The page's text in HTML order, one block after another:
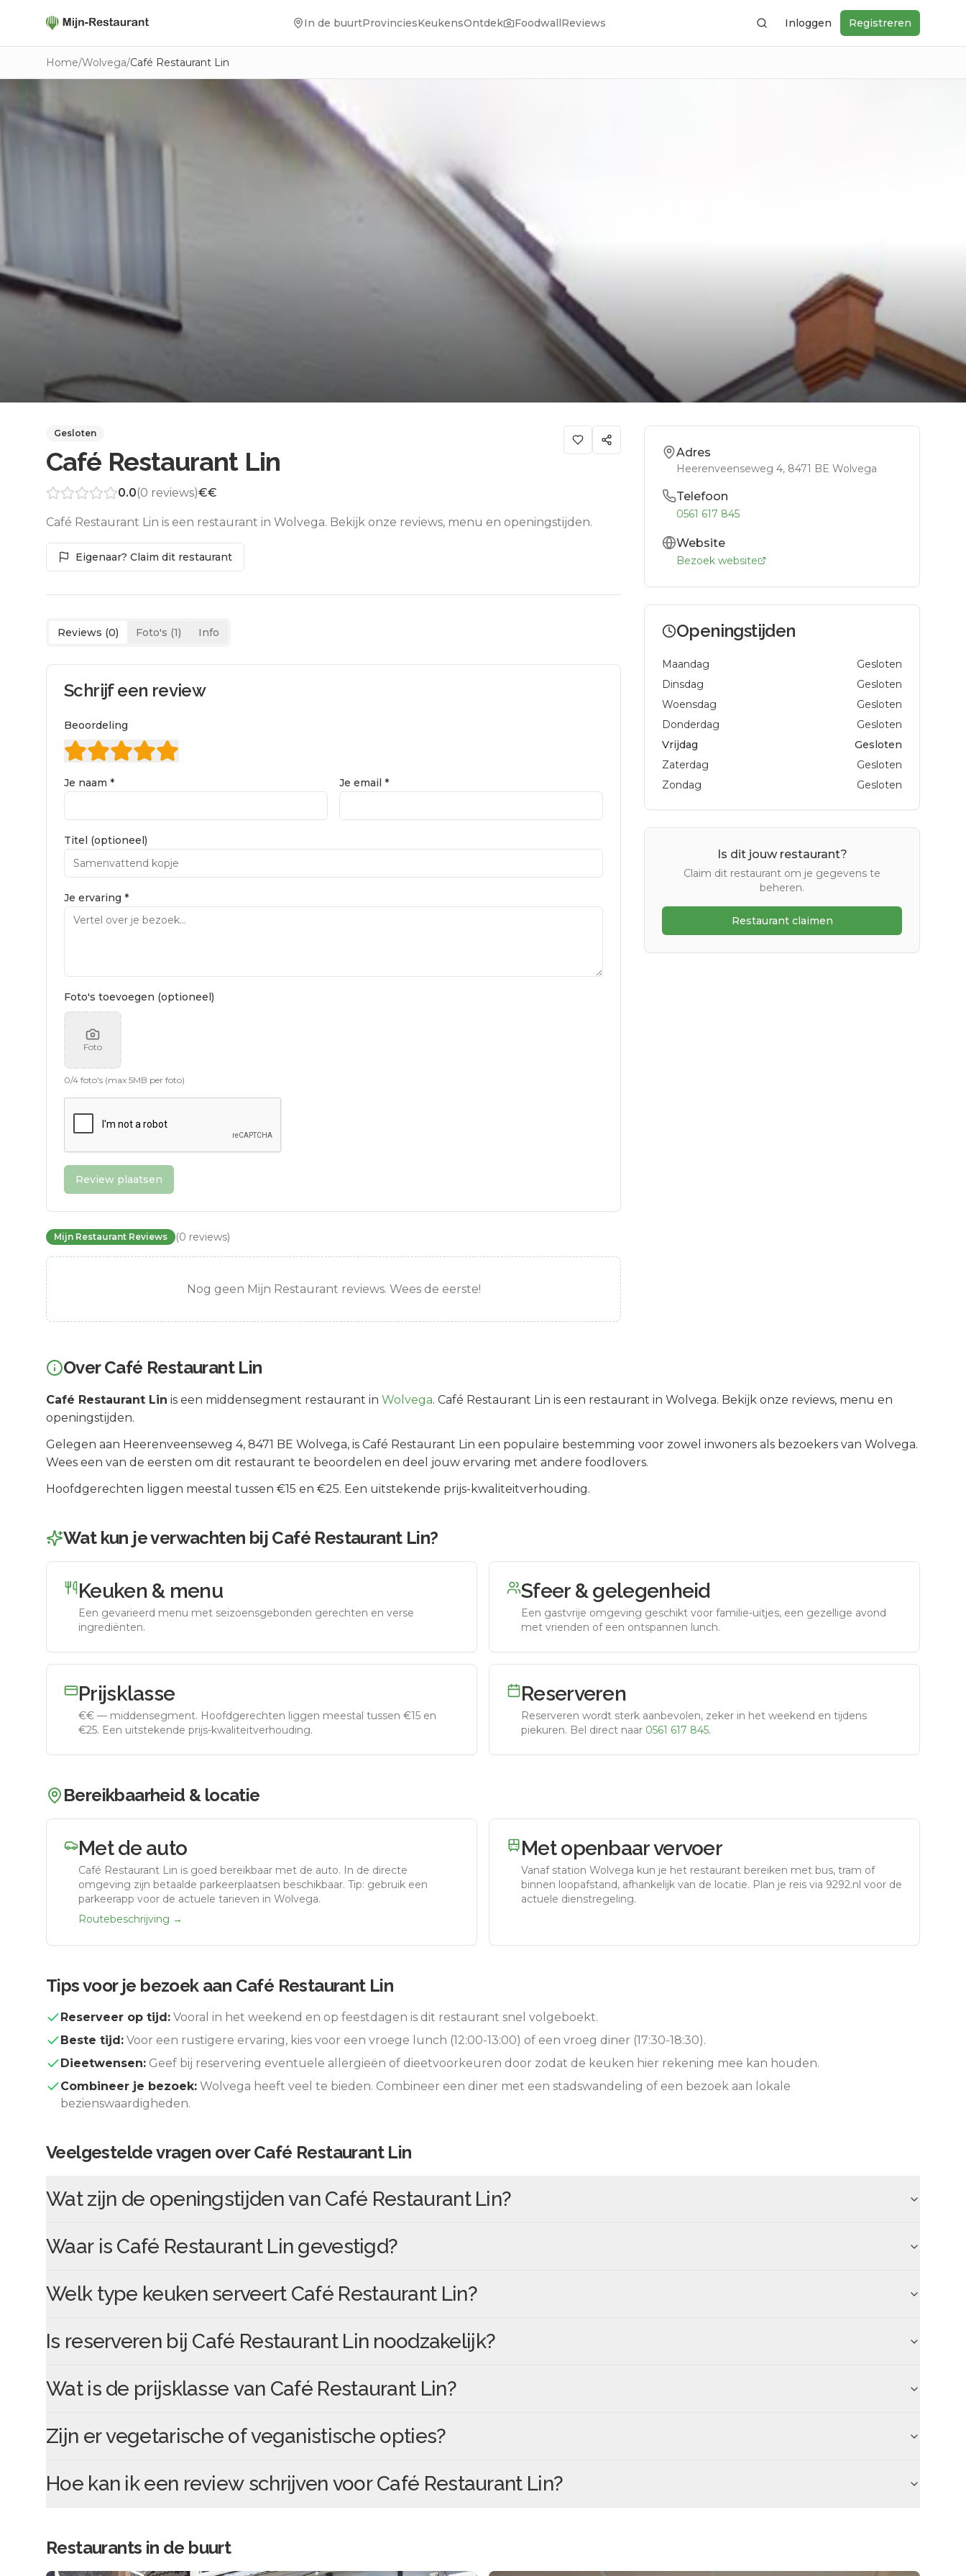
In de buurtProvinciesKeukensOntdek FoodwallReviews ZoekenInloggen Registreren
Home/Wolvega/Café Restaurant Lin
Gesloten
Café Restaurant Lin
0.0(0 reviews)€€
Café Restaurant Lin is een restaurant in Wolvega. Bekijk onze reviews, menu en openingstijden.
Eigenaar? Claim dit restaurant
Reviews (0) Foto's (1) Info
Schrijf een review
Beoordeling
Je naam * Je email *
Titel (optioneel)
Je ervaring *
Foto's toevoegen (optioneel)
Foto
0/4 foto's (max 5MB per foto)
Review plaatsen
Mijn Restaurant Reviews (0 reviews)
Nog geen Mijn Restaurant reviews. Wees de eerste!
Adres
Heerenveenseweg 4, 8471 BE Wolvega
Telefoon
0561 617 845
Website
Bezoek website
Openingstijden
Maandag
Gesloten
Dinsdag
Gesloten
Woensdag
Gesloten
Donderdag
Gesloten
Vrijdag
Gesloten
Zaterdag
Gesloten
Zondag
Gesloten
Is dit jouw restaurant?
Claim dit restaurant om je gegevens te
beheren.
Restaurant claimen
OverCafé Restaurant Lin
Café Restaurant Lin is een middensegment restaurant in Wolvega. Café Restaurant Lin is een restaurant in Wolvega. Bekijk onze reviews, menu en
openingstijden.
Gelegen aan Heerenveenseweg 4, 8471 BE Wolvega, is Café Restaurant Lin een populaire bestemming voor zowel inwoners als bezoekers van Wolvega.
Wees een van de eersten om dit restaurant te beoordelen en deel jouw ervaring met andere foodlovers.
Hoofdgerechten liggen meestal tussen €15 en €25. Een uitstekende prijs-kwaliteitverhouding.
Wat kun je verwachten bij Café Restaurant Lin?
Keuken & menu
Een gevarieerd menu met seizoensgebonden gerechten en verse
ingrediënten.
Sfeer & gelegenheid
Een gastvrije omgeving geschikt voor familie-uitjes, een gezellige avond
met vrienden of een ontspannen lunch.
Prijsklasse
€€ — middensegment. Hoofdgerechten liggen meestal tussen €15 en
€25. Een uitstekende prijs-kwaliteitverhouding.
Reserveren
Reserveren wordt sterk aanbevolen, zeker in het weekend en tijdens
piekuren. Bel direct naar 0561 617 845.
Bereikbaarheid & locatie
Met de auto
Café Restaurant Lin is goed bereikbaar met de auto. In de directe
omgeving zijn betaalde parkeerplaatsen beschikbaar. Tip: gebruik een
parkeerapp voor de actuele tarieven in Wolvega.
Routebeschrijving →
Met openbaar vervoer
Vanaf station Wolvega kun je het restaurant bereiken met bus, tram of
binnen loopafstand, afhankelijk van de locatie. Plan je reis via 9292.nl voor de
actuele dienstregeling.
Tips voor je bezoek aan Café Restaurant Lin
Reserveer op tijd: Vooral in het weekend en op feestdagen is dit restaurant snel volgeboekt.
Beste tijd: Voor een rustigere ervaring, kies voor een vroege lunch (12:00-13:00) of een vroeg diner (17:30-18:30).
Dieetwensen: Geef bij reservering eventuele allergieën of dieetvoorkeuren door zodat de keuken hier rekening mee kan houden.
Combineer je bezoek: Wolvega heeft veel te bieden. Combineer een diner met een stadswandeling of een bezoek aan lokale
bezienswaardigheden.
Veelgestelde vragen overCafé Restaurant Lin
Wat zijn de openingstijden van Café Restaurant Lin?
Waar is Café Restaurant Lin gevestigd?
Welk type keuken serveert Café Restaurant Lin?
Is reserveren bij Café Restaurant Lin noodzakelijk?
Wat is de prijsklasse van Café Restaurant Lin?
Zijn er vegetarische of veganistische opties?
Hoe kan ik een review schrijven voorCafé Restaurant Lin?
Restaurants in de buurt